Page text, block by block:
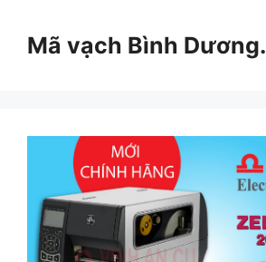
Mã vạch Bình Dương.